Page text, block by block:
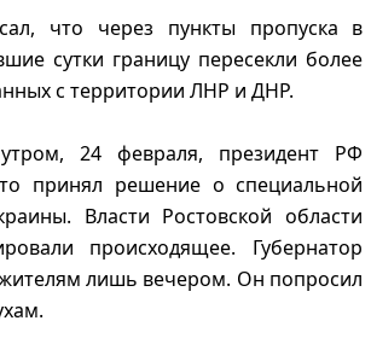
что через пункты пропуска в
сутки границу пересекли более
с территории ЛНР и ДНР.
24 февраля, президент РФ
принял решение о специальной
Власти Ростовской области
происходящее. Губернатор
лишь вечером. Он попросил